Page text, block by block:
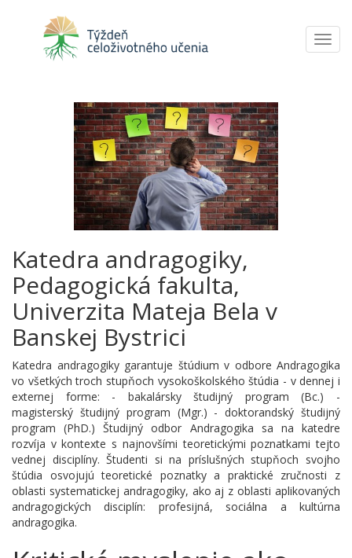
Katedra andragogiky,
Pedagogická fakulta,
Univerzita Mateja Bela v
Banskej Bystrici
Katedra andragogiky garantuje štúdium v odbore Andragogika
vo všetkých troch stupňoch vysokoškolského štúdia - v dennej i
externej forme: - bakalársky študijný program (Bc.) -
magisterský študijný program (Mgr.) - doktorandský študijný
program (PhD.) Študijný odbor Andragogika sa na katedre
rozvíja v kontexte s najnovšími teoretickými poznatkami tejto
vednej disciplíny. Študenti si na príslušných stupňoch svojho
štúdia osvojujú teoretické poznatky a praktické zručnosti z
oblasti systematickej andragogiky, ako aj z oblasti aplikovaných
andragogických disciplín: profesijná, sociálna a kultúrna
andragogika.